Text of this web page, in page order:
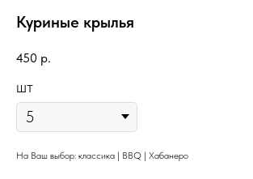
Куриные крылья
450 р.
шт
На Ваш выбор: классика | BBQ | Хабанеро